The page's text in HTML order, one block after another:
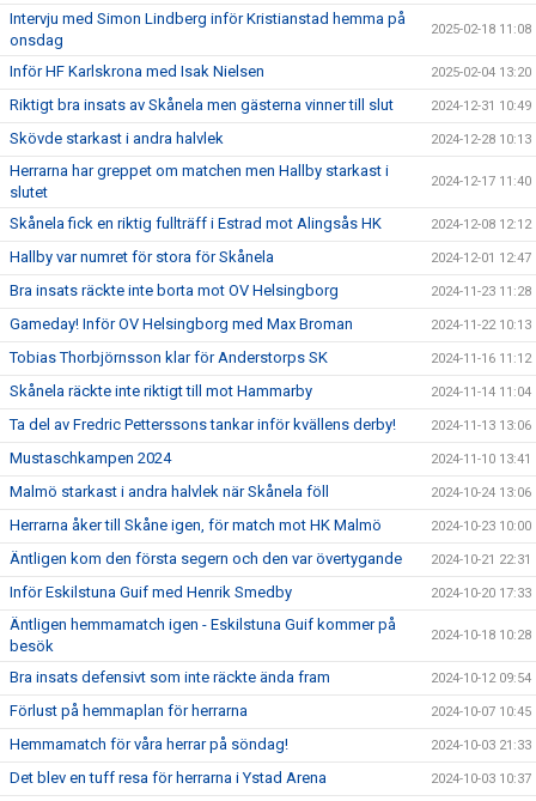
Intervju med Simon Lindberg inför Kristianstad hemma på
onsdag
2025-02-18 11:08
Inför HF Karlskrona med Isak Nielsen 2025-02-04 13:20
Riktigt bra insats av Skånela men gästerna vinner till slut 2024-12-31 10:49
Skövde starkast i andra halvlek 2024-12-28 10:13
Herrarna har greppet om matchen men Hallby starkast i
slutet
2024-12-17 11:40
Skånela fick en riktig fullträff i Estrad mot Alingsås HK 2024-12-08 12:12
Hallby var numret för stora för Skånela 2024-12-01 12:47
Bra insats räckte inte borta mot OV Helsingborg 2024-11-23 11:28
Gameday! Inför OV Helsingborg med Max Broman 2024-11-22 10:13
Tobias Thorbjörnsson klar för Anderstorps SK 2024-11-16 11:12
Skånela räckte inte riktigt till mot Hammarby 2024-11-14 11:04
Ta del av Fredric Petterssons tankar inför kvällens derby! 2024-11-13 13:06
Mustaschkampen 2024 2024-11-10 13:41
Malmö starkast i andra halvlek när Skånela föll 2024-10-24 13:06
Herrarna åker till Skåne igen, för match mot HK Malmö 2024-10-23 10:00
Äntligen kom den första segern och den var övertygande 2024-10-21 22:31
Inför Eskilstuna Guif med Henrik Smedby 2024-10-20 17:33
Äntligen hemmamatch igen - Eskilstuna Guif kommer på
besök
2024-10-18 10:28
Bra insats defensivt som inte räckte ända fram 2024-10-12 09:54
Förlust på hemmaplan för herrarna 2024-10-07 10:45
Hemmamatch för våra herrar på söndag! 2024-10-03 21:33
Det blev en tuff resa för herrarna i Ystad Arena 2024-10-03 10:37